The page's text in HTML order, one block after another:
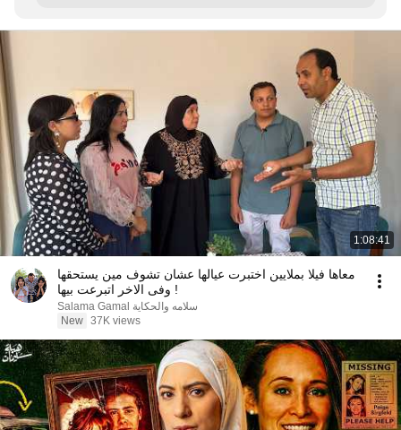
1:08:41
معاها فيلا بملايين اختبرت عيالها عشان تشوف مين يستحقها
وفى الاخر اتبرعت بيها !
سلامه والحكاية Salama Gamal
New 37K views